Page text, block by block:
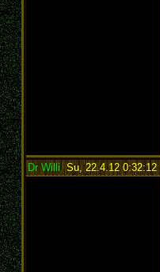
Dr Willi ,Su, 22.4.12 0:32:12: